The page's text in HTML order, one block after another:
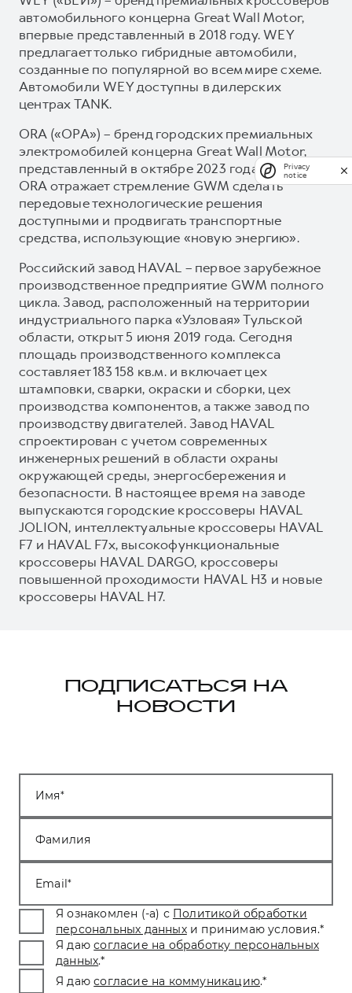
автомобильного концерна Great Wall Motor,
впервые представленный в 2018 году. WEY
предлагает только гибридные автомобили,
созданные по популярной во всем мире схеме.
Автомобили WEY доступны в дилерских
центрах TANK.
ORA («ОРА») – бренд городских премиальных
электромобилей концерна Great Wall Motor,
представленный в октябре 2023 года. Бренд
ORA отражает стремление GWM сделать
передовые технологические решения
доступными и продвигать транспортные
средства, использующие «новую энергию».
Российский завод HAVAL – первое зарубежное
производственное предприятие GWM полного
цикла. Завод, расположенный на территории
индустриального парка «Узловая» Тульской
области, открыт 5 июня 2019 года. Сегодня
площадь производственного комплекса
составляет 183 158 кв.м. и включает цех
штамповки, сварки, окраски и сборки, цех
производства компонентов, а также завод по
производству двигателей. Завод HAVAL
спроектирован с учетом современных
инженерных решений в области охраны
окружающей среды, энергосбережения и
безопасности. В настоящее время на заводе
выпускаются городские кроссоверы HAVAL
JOLION, интеллектуальные кроссоверы HAVAL
F7 и HAVAL F7x, высокофункциональные
кроссоверы HAVAL DARGO, кроссоверы
повышенной проходимости HAVAL H3 и новые
кроссоверы HAVAL H7.
ПОДПИСАТЬСЯ НА
НОВОСТИ
Имя
Фамилия
Email
Я ознакомлен (-а) с Политикой обработки
персональных данных и принимаю условия.*
Я даю согласие на обработку персональных
данных.*
Я даю согласие на коммуникацию.*
Privacy
notice